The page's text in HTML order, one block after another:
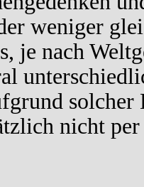
weniger
je nach
nicht